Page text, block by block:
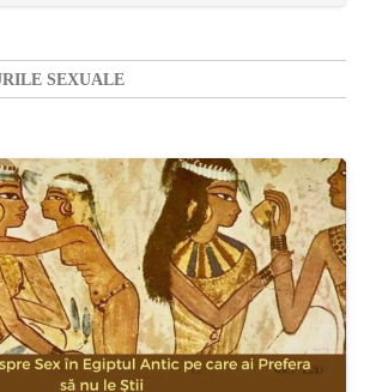
SEXUALE
SI
ISTORIE